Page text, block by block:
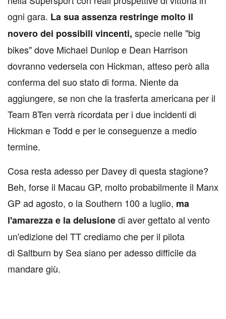
ogni gara. La sua assenza restringe molto il
novero dei possibili vincenti, specie nelle "big
bikes" dove Michael Dunlop e Dean Harrison
dovranno vedersela con Hickman, atteso però alla
conferma del suo stato di forma. Niente da
aggiungere, se non che la trasferta americana per il
Team 8Ten verrà ricordata per i due incidenti di
Hickman e Todd e per le conseguenze a medio
termine.
Cosa resta adesso per Davey di questa stagione?
Beh, forse il Macau GP, molto probabilmente il Manx
GP ad agosto, o la Southern 100 a luglio, ma
l'amarezza e la delusionedi aver gettato al vento
un'edizione del TT crediamo che per il pilota
di Saltburn by Sea siano per adesso difficile da
mandare giù.